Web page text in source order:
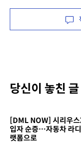
당신이 놓친 글
[DML NOW] 시리우스
입자 순증…자동차 라
랫폼으로